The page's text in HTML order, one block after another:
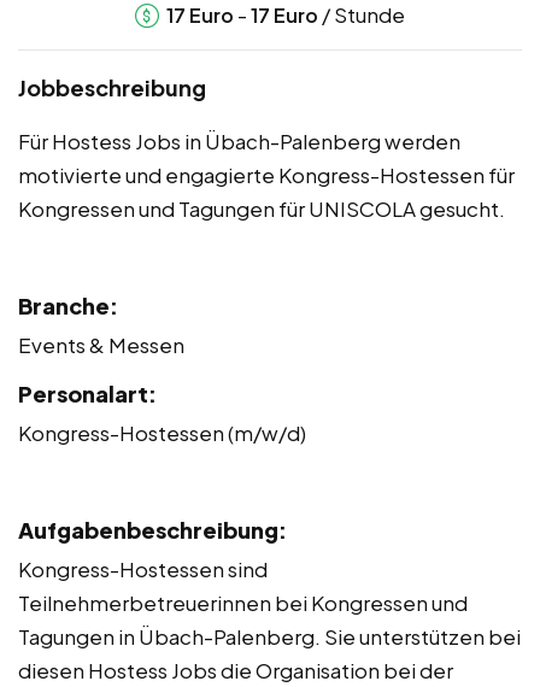
17 Euro -17 Euro / Stunde
Jobbeschreibung
Für Hostess Jobs in Übach-Palenberg werden
motivierte und engagierte Kongress-Hostessen für
Kongressen und Tagungen für UNISCOLA gesucht.
Branche:
Events & Messen
Personalart:
Kongress-Hostessen (m/w/d)
Aufgabenbeschreibung:
Kongress-Hostessen sind
Teilnehmerbetreuerinnen bei Kongressen und
Tagungen in Übach-Palenberg. Sie unterstützen bei
diesen Hostess Jobs die Organisation bei der